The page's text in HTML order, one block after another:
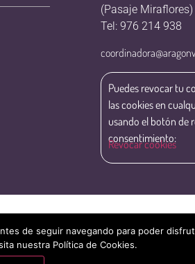
(Pasaje
Tel: 976 214 938
Puedes revocar tu
las cookies en
usando el botón de
consentimiento:
Revocar cookies
de seguir navegando para poder
nuestra Política de Cookies.